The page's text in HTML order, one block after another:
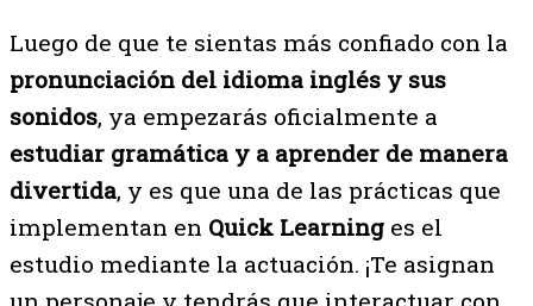
Luego de que te sientas más confiado con la
pronunciación del idioma inglés y sus
sonidos, ya empezarás oficialmente a
estudiar gramática y a aprender de manera
divertida, y es que una de las prácticas que
implementan en Quick Learning es el
estudio mediante la actuación. ¡Te asignan